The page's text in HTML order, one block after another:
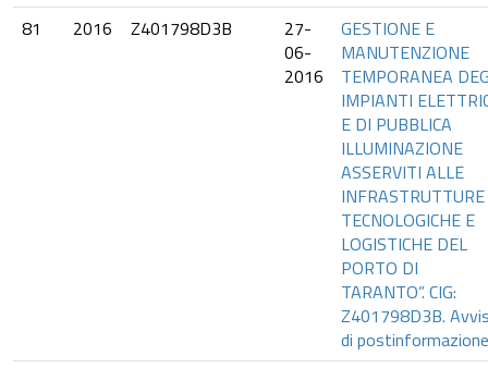
81
2016 Z401798D3B
27-
06-
2016
GESTIONE E
MANUTENZIONE
TEMPORANEA
IMPIANTI
E DI PUBBLICA
ILLUMINAZIONE
ASSERVITI ALLE
INFRASTRUTTURE
TECNOLOGICHE E
LOGISTICHE DEL
PORTO DI
TARANTO”. CIG:
Z401798D3B.
di